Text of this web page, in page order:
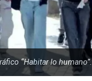
“Habitar lo humano”.